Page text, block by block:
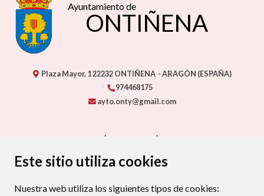
Este sitio utiliza cookies
Nuestra web utiliza los siguientes tipos de cookies:
Ayuntamiento de
ONTIÑENA
Plaza Mayor, 122232 ONTIÑENA - ARAGÓN (ESPAÑA)
974468175
ayto.onty@gmail.com
PROTECCIÓN DE DATOS
POLÍTICA DE COOKIES